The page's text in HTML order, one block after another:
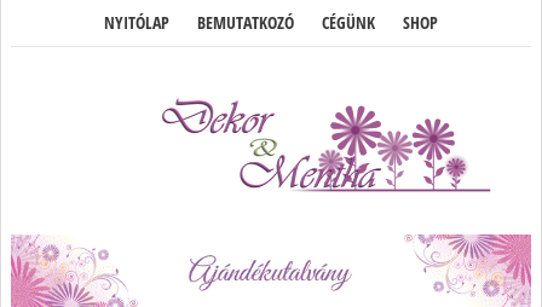
NYITÓLAP BEMUTATKOZÓ CÉGÜNK SHOP